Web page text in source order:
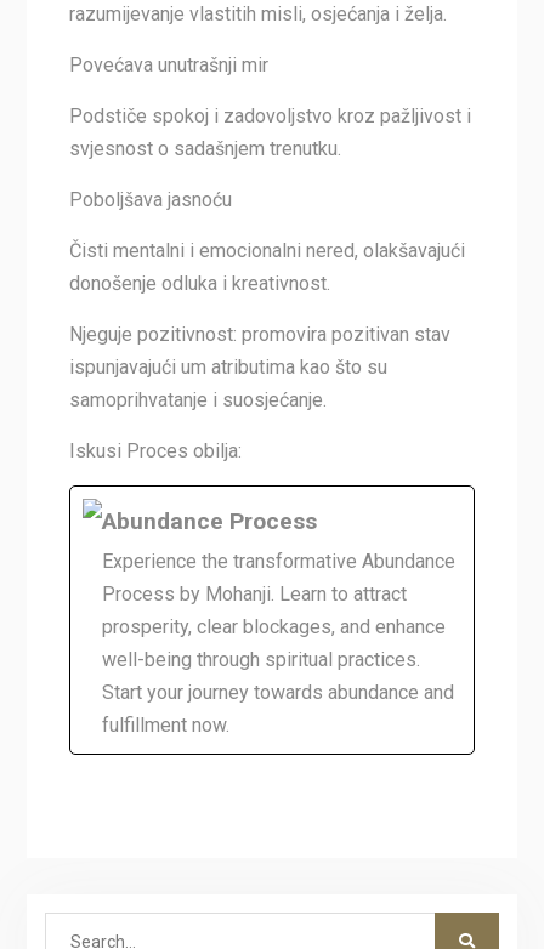
razumijevanje vlastitih misli, osjećanja i želja.
Povećava unutrašnji mir
Podstiče spokoj i zadovoljstvo kroz pažljivost i
svjesnost o sadašnjem trenutku.
Poboljšava jasnoću
Čisti mentalni i emocionalni nered, olakšavajući
donošenje odluka i kreativnost.
Njeguje pozitivnost: promovira pozitivan stav
ispunjavajući um atributima kao što su
samoprihvatanje i suosjećanje.
Iskusi Proces obilja:
Abundance Process
Experience the transformative Abundance
Process by Mohanji. Learn to attract
prosperity, clear blockages, and enhance
well-being through spiritual practices.
Start your journey towards abundance and
fulfillment now.